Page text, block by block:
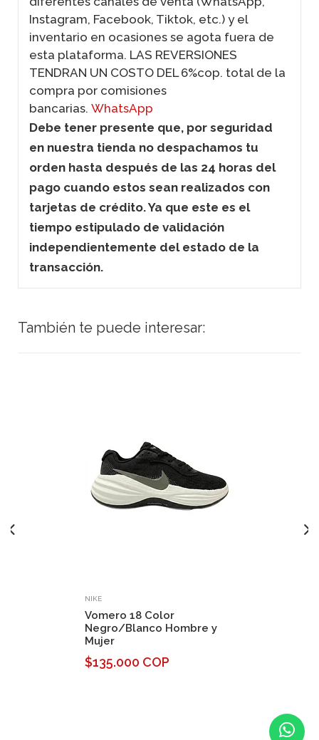
Instagram, Facebook, Tiktok, etc.) y el
inventario en ocasiones se agota fuera de
esta plataforma. LAS REVERSIONES
TENDRAN UN COSTO DEL 6%cop. total de la
compra por comisiones
bancarias. WhatsApp
Debe tener presente que, por seguridad
en nuestra tienda no despachamos tu
orden hasta después de las 24 horas del
pago cuando estos sean realizados con
tarjetas de crédito. Ya que este es el
tiempo estipulado de validación
independientemente del estado de la
transacción.
También te puede interesar:
NIKE
Vomero 18 Color
Negro/Blanco Hombre y
Mujer
$135.000 COP